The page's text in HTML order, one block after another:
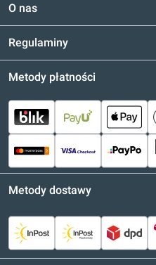
O nas
Regulaminy
Metody płatności
Metody dostawy